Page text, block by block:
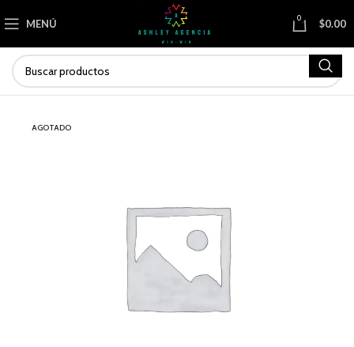
MENÚ 0 $0.00
AGOTADO